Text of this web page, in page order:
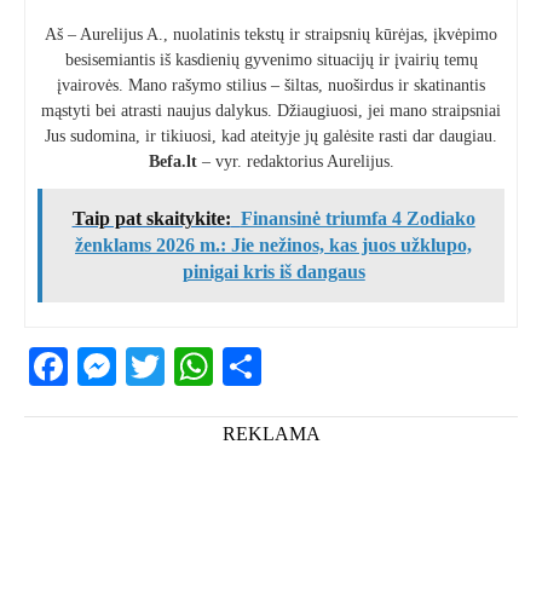
Aš – Aurelijus A., nuolatinis tekstų ir straipsnių kūrėjas, įkvėpimo
besisemiantis iš kasdienių gyvenimo situacijų ir įvairių temų
įvairovės. Mano rašymo stilius – šiltas, nuoširdus ir skatinantis
mąstyti bei atrasti naujus dalykus. Džiaugiuosi, jei mano straipsniai
Jus sudomina, ir tikiuosi, kad ateityje jų galėsite rasti dar daugiau.
Befa.lt– vyr. redaktorius Aurelijus.
Taip pat skaitykite: Finansinė triumfa 4 Zodiako
ženklams 2026 m.: Jie nežinos, kas juos užklupo,
pinigai kris iš dangaus
Facebook
Messenger
TwitterWhatsApp
REKLAMA